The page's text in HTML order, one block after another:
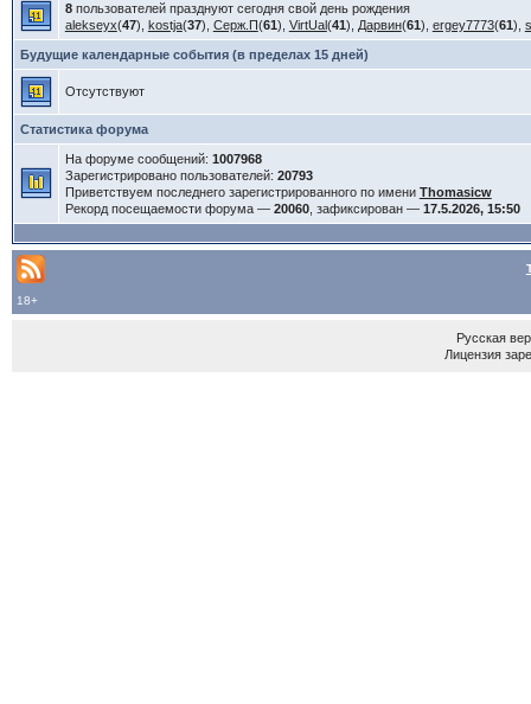
8пользователей празднуют сегодня свой день рождения
alekseyx(47), kostja(37), Серж.П(61), VirtUal(41), Дарвин(61), ergey7773(61),
Будущие календарные события (в пределах 15 дней)
Отсутствуют
Статистика форума
На форуме сообщений: 1007968
Зарегистрировано пользователей: 20793
Приветствуем последнего зарегистрированного по имени Thomasicw
Рекорд посещаемости форума — 20060, зафиксирован — 17.5.2026, 15:50
18+
Русская
Лицензия